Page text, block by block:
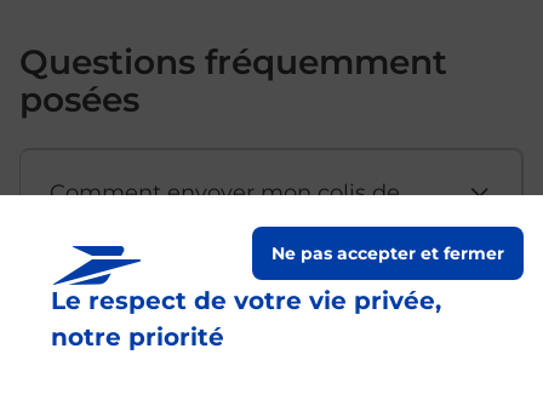
Le respect de votre vie privée,
notre priorité
Ne pas accepter et fermer
Questions fréquemment
posées
Comment envoyer mon colis de
Est-il possible d’acheter un
emballage directement depuis un